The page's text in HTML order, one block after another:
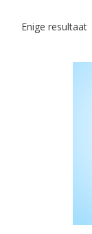
Enige resultaat